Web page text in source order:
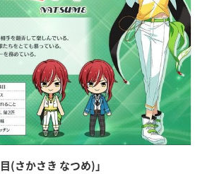
目(さかさき なつめ)」